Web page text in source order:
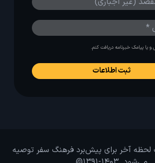
و یا پیامک خبرنامه دریافت کنم.
لحظه آخر برای پیش‌برد فرهنگ سفر توصیه